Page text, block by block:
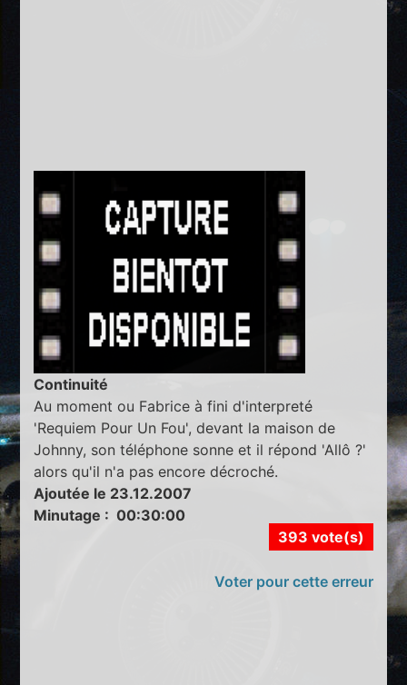
Continuité
Au moment ou Fabrice à fini d'interpreté
'Requiem Pour Un Fou', devant la maison de
Johnny, son téléphone sonne et il répond 'Allô ?'
alors qu'il n'a pas encore décroché.
Ajoutée le 23.12.2007
Minutage : 00:30:00
393 vote(s)
Voter pour cette erreur